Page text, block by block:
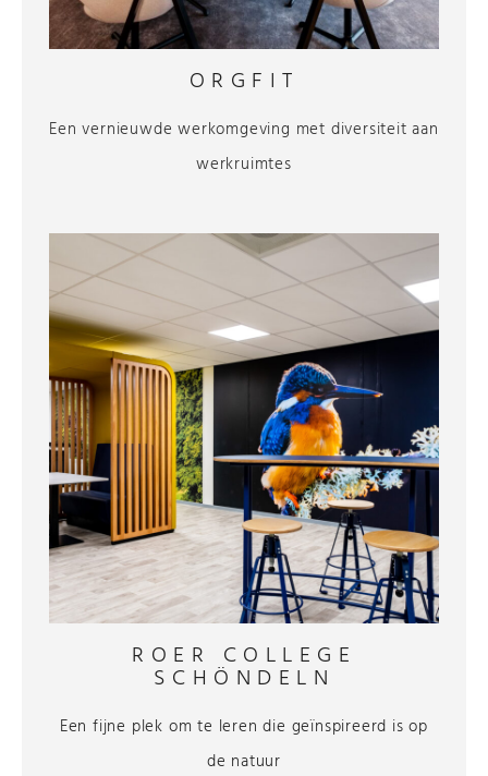
ORGFIT
Een vernieuwde werkomgeving met diversiteit aan
werkruimtes
ROER COLLEGE
SCHÖNDELN
Een fijne plek om te leren die geïnspireerd is op
de natuur